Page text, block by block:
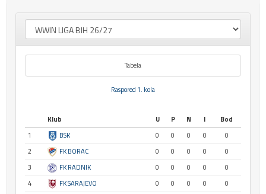
Tabela
Raspored 1. kola
Klub U P N I
Bod
1
BSK 0 0 0 0
0
2
FK BORAC 0 0 0 0
0
3
FK RADNIK 0 0 0 0
0
4
FK SARAJEVO 0 0 0 0
0